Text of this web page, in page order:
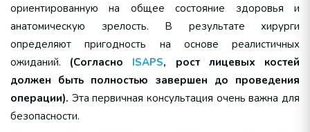
ориентированную на общее состояние здоровья и
анатомическую зрелость. В результате хирурги
определяют пригодность на основе реалистичных
ожиданий. (Согласно ISAPS, рост лицевых костей
должен быть полностью завершен до проведения
операции). Эта первичная консультация очень важна для
безопасности.